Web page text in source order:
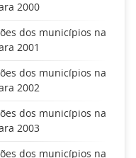
2000
dos municípios na
2001
dos municípios na
2002
dos municípios na
2003
dos municípios na